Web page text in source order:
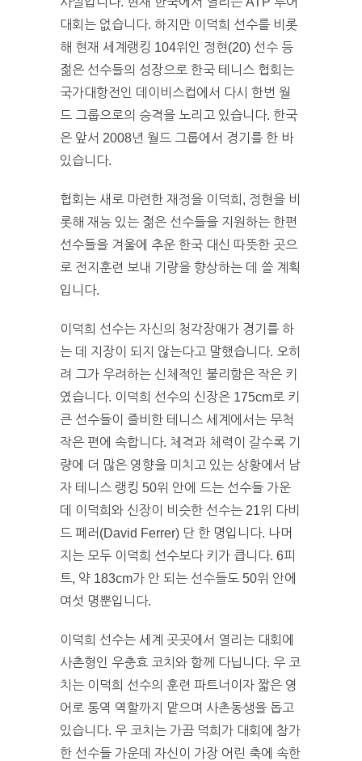
대회는 없습니다. 하지만 이덕희 선수를 비롯
해 현재 세계랭킹 104위인 정현(20) 선수 등
젊은 선수들의 성장으로 한국 테니스 협회는
국가대항전인 데이비스컵에서 다시 한번 월
드 그룹으로의 승격을 노리고 있습니다. 한국
은 앞서 2008년 월드 그룹에서 경기를 한 바
있습니다.
협회는 새로 마련한 재정을 이덕희, 정현을 비
롯해 재능 있는 젊은 선수들을 지원하는 한편
선수들을 겨울에 추운 한국 대신 따뜻한 곳으
로 전지훈련 보내 기량을 향상하는 데 쓸 계획
입니다.
이덕희 선수는 자신의 청각장애가 경기를 하
는 데 지장이 되지 않는다고 말했습니다. 오히
려 그가 우려하는 신체적인 불리함은 작은 키
였습니다. 이덕희 선수의 신장은 175cm로 키
큰 선수들이 즐비한 테니스 세계에서는 무척
작은 편에 속합니다. 체격과 체력이 갈수록 기
량에 더 많은 영향을 미치고 있는 상황에서 남
자 테니스 랭킹 50위 안에 드는 선수들 가운
데 이덕희와 신장이 비슷한 선수는 21위 다비
드 페러(David Ferrer) 단 한 명입니다. 나머
지는 모두 이덕희 선수보다 키가 큽니다. 6피
트, 약 183cm가 안 되는 선수들도 50위 안에
여섯 명뿐입니다.
이덕희 선수는 세계 곳곳에서 열리는 대회에
사촌형인 우충효 코치와 함께 다닙니다. 우 코
치는 이덕희 선수의 훈련 파트너이자 짧은 영
어로 통역 역할까지 맡으며 사촌동생을 돕고
있습니다. 우 코치는 가끔 덕희가 대회에 참가
한 선수들 가운데 자신이 가장 어린 축에 속한